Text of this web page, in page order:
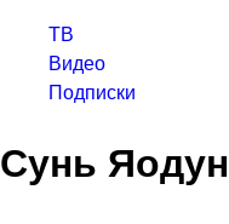
ТВ
Видео
Подписки
Сунь Яодун